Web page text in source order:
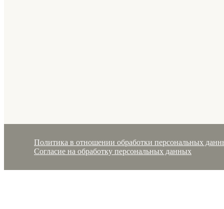
Политика в отношении обработки персональных
Согласие на обработку персональных данных